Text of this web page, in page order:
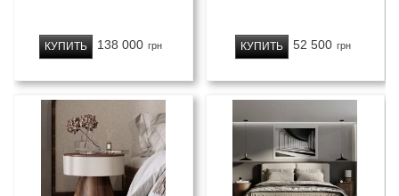
138 000 грн
КУПИТЬ 52 500 грн
КУПИТЬ